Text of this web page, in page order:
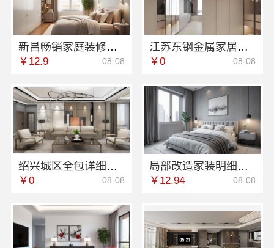
新昌畅销家庭装修，浙江宜美嘉性价比高
￥12.9 08-08
江苏东钢金属家居屏风隔断装饰工程意式极简
￥0 08-08
绍兴城区全包详细报价，绍兴卓鑫装饰材料有限公司
￥0 08-08
局部改造家装明细报价，万赢饰家报价更放心
￥12.94 08-08